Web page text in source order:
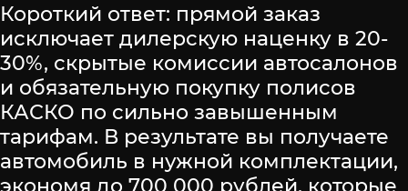
Короткий ответ: прямой заказ
исключает дилерскую наценку в 20-
30%, скрытые комиссии автосалонов
и обязательную покупку полисов
КАСКО по сильно завышенным
тарифам. В результате вы получаете
автомобиль в нужной комплектации,
экономя до 700 000 рублей, которые